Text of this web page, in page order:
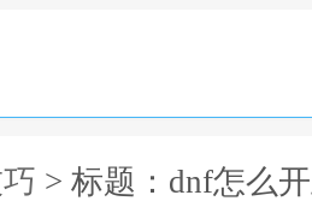
> 标题：dnf怎么